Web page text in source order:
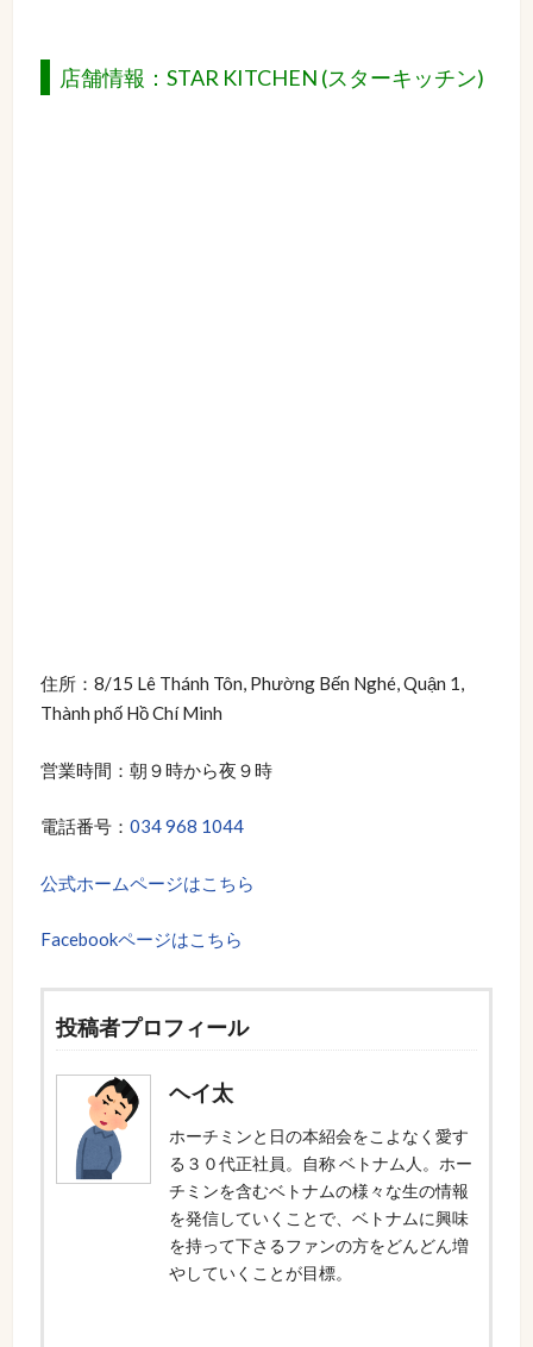
店舗情報：STAR KITCHEN (スターキッチン)
住所：8/15 Lê Thánh Tôn, Phường Bến Nghé, Quận 1,
Thành phố Hồ Chí Minh
営業時間：朝９時から夜９時
電話番号： 034 968 1044
公式ホームページはこちら
Facebookページはこちら
投稿者プロフィール
ヘイ太
ホーチミンと日の本紹会をこよなく愛す
る３０代正社員。自称 ベトナム人。ホー
チミンを含むベトナムの様々な生の情報
を発信していくことで、ベトナムに興味
を持って下さるファンの方をどんどん増
やしていくことが目標。